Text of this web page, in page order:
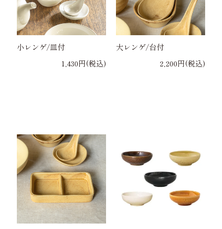
小レンゲ/皿付
1,430円(税込)
大レンゲ/台付
2,200円(税込)